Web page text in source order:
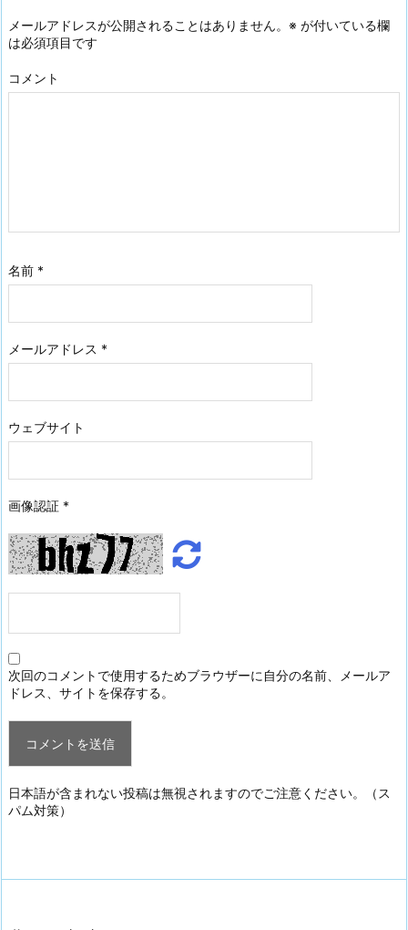
メールアドレスが公開されることはありません。 ※ が付いている欄
は必須項目です
コメント
名前 *
メールアドレス *
ウェブサイト
画像認証 *
次回のコメントで使用するためブラウザーに自分の名前、メールア
ドレス、サイトを保存する。
日本語が含まれない投稿は無視されますのでご注意ください。（ス
パム対策）